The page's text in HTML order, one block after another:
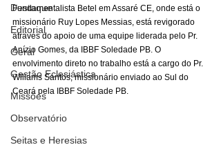
Destaque
Editorial
Geral
Gestão Eclesiástica
Missões
Observatório
Seitas e Heresias
Fundamentalista Betel em Assaré CE, onde está o
missionário Ruy Lopes Messias, está revigorado
através do apoio de uma equipe liderada pelo Pr.
Anízio Gomes, da IBBF Soledade PB. O
envolvimento direto no trabalho está a cargo do Pr.
Willams Santos, missionário enviado ao Sul do
Ceará pela IBBF Soledade PB.